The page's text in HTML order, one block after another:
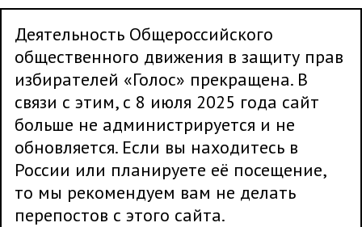
Деятельность Общероссийского
общественного движения в защиту прав
избирателей «Голос» прекращена. В
связи с этим, с 8 июля 2025 года сайт
больше не администрируется и не
обновляется. Если вы находитесь в
России или планируете её посещение,
то мы рекомендуем вам не делать
перепостов с этого сайта.